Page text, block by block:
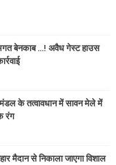
बेनकाब ...! अवैध गेस्ट हाउस
मंडल के तत्वावधान में सावन मेले में
रंग
मैदान से निकाला जाएगा विशाल